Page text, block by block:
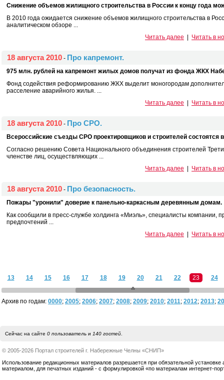
Снижение объемов жилищного строительства в России к концу года
В 2010 года ожидается снижение объемов жилищного строительства в
аналитическом обзоре ...
Читать далее
Читать в
18 августа 2010 - Про капремонт.
975 млн. рублей на капремонт жилых домов получат из фонда ЖКХ
Фонд содействия реформированию ЖКХ выделит моногородам
расселение аварийного жилья. ...
Читать далее
Читать в
18 августа 2010 - Про СРО.
Всероссийские съезды СРО проектировщиков и строителей состоятся
Согласно решению Совета Национального объединения строителей
членстве лиц, осуществляющих ...
Читать далее
Читать в
18 августа 2010 - Про безопасность.
Пожары "уронили" доверие к панельно-каркасным деревянным домам.
Как сообщили в пресс-службе холдинга «Миэль», специалисты компании,
предпочтений ...
Читать далее
Читать в
13 14 15 16 17 18 19 20 21 22 23 24
Архив по годам: 0000; 2005; 2006; 2007; 2008; 2009; 2010; 2011; 2012; 2013;
Сейчас на сайте 0 пользовательи 140 гостей.
© 2005-2026 Портал строителей г. Набережные Челны «СНИП»
Использование редакционных материалов разрешается при обязательной установке
материалом, для печатных изданий - с формулировкой «по материалам интернет-